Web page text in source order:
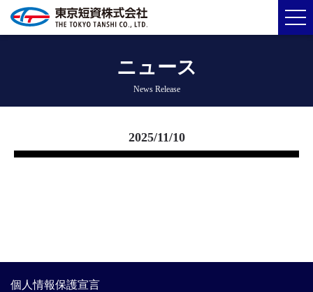
ニュース
News Release
2025/11/10
個人情報保護宣言